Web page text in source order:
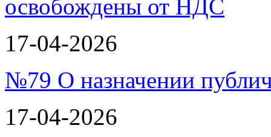
17-04-2026
№79 О назначении
17-04-2026